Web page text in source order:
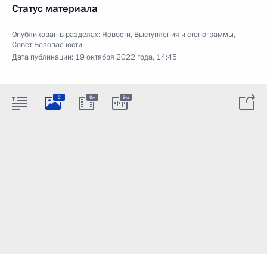
Статус материала
Опубликован в разделах: Новости, Выступления и стенограммы,
Совет Безопасности
Дата публикации: 19 октября 2022 года, 14:45
2 9м 9м